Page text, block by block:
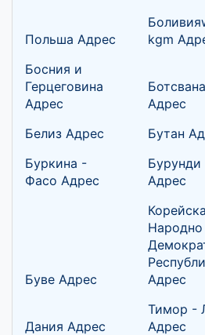
Польша Адрес
kgm
Босния и
Герцеговина
Адрес
Ботсвана
Адрес
Белиз Адрес
Бутан
Буркина -
Фасо Адрес
Бурунди
Адрес
Буве Адрес
Адрес
Дания Адрес
Тимор -
Адрес